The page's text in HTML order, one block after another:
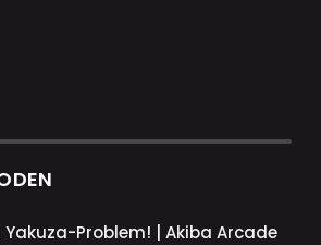
Problem! | Akiba Arcade